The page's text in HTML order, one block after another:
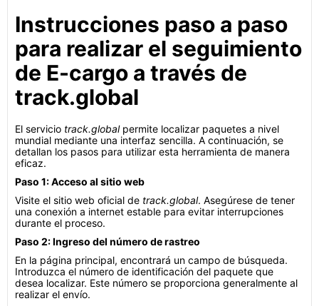
Instrucciones paso a paso
para realizar el seguimiento
de E-cargo a través de
track.global
El servicio track.globalpermite localizar paquetes a nivel
mundial mediante una interfaz sencilla. A continuación, se
detallan los pasos para utilizar esta herramienta de manera
eficaz.
Paso 1: Acceso al sitio web
Visite el sitio web oficial de track.global. Asegúrese de tener
una conexión a internet estable para evitar interrupciones
durante el proceso.
Paso 2: Ingreso del número de rastreo
En la página principal, encontrará un campo de búsqueda.
Introduzca el número de identificación del paquete que
desea localizar. Este número se proporciona generalmente al
realizar el envío.